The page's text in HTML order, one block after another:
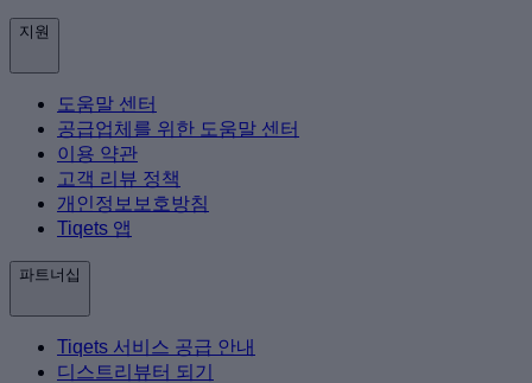
지원
도움말 센터
공급업체를 위한 도움말 센터
이용 약관
고객 리뷰 정책
개인정보보호방침
Tiqets 앱
파트너십
Tiqets 서비스 공급 안내
디스트리뷰터 되기